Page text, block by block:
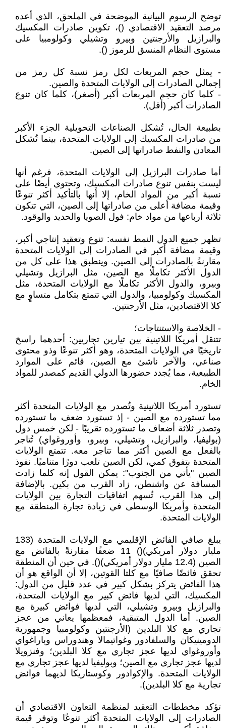
توضح الرسوم البيانية الموضحة في الملحق، الذي أعده
مرصد التعقيد الاقتصادي ()، تكوين صادرات المكسيك
والبرازيل والأرجنتين وبيرو وتشيلي وكولومبيا على
مستوى النظام المنسق للرموز ().
- يمثل حجم المربعات لكل رمز نسبة كل رمز من
إجمالي الصادرات إلى الولايات المتحدة والصين.
- كلما كان حجم المربعات أكبر (أصغر)، كلما كان تنوع
الصادرات أكبر (أقل).
بطبيعة الحال، تُشكل الصناعات التحويلية الجزء الأكبر
من صادرات المكسيك إلى الولايات المتحدة، بينما تُشكل
المعادن والنفط صادراتها إلى الصين.
أما صادرات البرازيل إلى الولايات المتحدة، فرغم أنها
ليست بنفس تنوع صادرات المكسيك، وتحتوي أيضًا على
نسبة أكبر من المواد الخام، إلا أنها بالتأكيد أكثر تنوعًا
وقيمة مضافة أعلى من صادراتها إلى الصين، التي تتكون
ثلاثة أرباعها من مواد خام: فول الصويا والحديد والوقود.
تظهر جميع الدول النمط نفسه: تنوع وتعقيد إنتاجي أكبر،
وقيمة مضافة أكبر في الصادرات إلى الولايات المتحدة
مقارنةً بالصادرات إلى الصين. وينطبق هذا على كل من
الدول الأكثر تكاملًا مع الصين، مثل البرازيل وتشيلي
وبيرو، والدول الأكثر تكاملًا مع الولايات المتحدة، مثل
المكسيك وكولومبيا، والدول التي تتمتع بتكامل متساوٍ مع
كلا الاقتصادين، مثل الأرجنتين.
- الخلاصة والاستنتاجات؛
تتنقل أمريكا اللاتينية بين تيارين تجاريين: أحدهما راسخ
تاريخيًا في الولايات المتحدة، وهو أكثر تنوعًا وذو محتوى
صناعي، والآخر ناشئ مع الصين، قائم على الموارد
الطبيعية، مما يُجدد حضورها الدولي القديم كمصدر للمواد
الخام.
تستورد أمريكا اللاتينية وتُصدر مع الولايات المتحدة أكثر
مما تستورده مع الصين - إذ تستورد ضعف ما تستورده
وتصدر ثلاثة أضعاف ما تستورده تقريبًا - لكن خمس دول
(بوليفيا، والبرازيل، وتشيلي، وبيرو، وأوروغواي) تُتاجر
بالفعل مع الصين أكثر مما تتاجر معه. تتمتع الولايات
المتحدة بتفوق كمي، لكن الصين تلعب دورًا متناميًا. نفوذ
الصين "يأتي من الجنوب": يمكن القول إنه كلما زادت
المسافة عن واشنطن، زاد القرب من بكين. بالإضافة
إلى هذا القرب، تُسهم اتفاقيات التجارة بين الولايات
المتحدة وأمريكا الوسطى في زيادة تجارة المنطقة مع
الولايات المتحدة.
يبلغ صافي الفائض الإقليمي مع الولايات المتحدة (133
مليار دولار أمريكي)() 11 ضعفًا مقارنةً بالفائض مع
الصين (12.4 مليار دولار أمريكي)(). في حين أن المنطقة
تحقق فائضًا صافيًا مع كلتا القوتين، إلا أن الواقع هو أن
هذا الفائض يتركز بشكل كبير في عدد قليل من الدول:
المكسيك، التي لديها فائض كبير مع الولايات المتحدة،
والبرازيل وبيرو وتشيلي، التي لديها فوائض كبيرة مع
الصين. أما الدول المتبقية، فمعظمها يعاني من عجز
تجاري مع كلا البلدين (الأرجنتين وكولومبيا وجمهورية
الدومينيكان والسلفادور وغواتيمالا وهندوراس وباراغواي
وأوروغواي لديها عجز تجاري مع كلا البلدين؛ وفنزويلا
لديها عجز تجاري مع الصين؛ وبوليفيا لديها عجز تجاري مع
الولايات المتحدة. والإكوادور وكوستاريكا لديهما فوائض
تجارية مع كلا البلدين).
تؤكد مخططات التعقيد لمنظمة التعاون الاقتصادي أن
الصادرات إلى الولايات المتحدة أكثر تنوعًا وتوفر قيمة